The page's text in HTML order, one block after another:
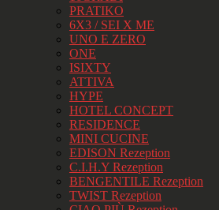
PRATIKO
6X3 / SEI X ME
UNO E ZERO
ONE
ISIXTY
ATTIVA
HYPE
HOTEL CONCEPT
RESIDENCE
MINI CUCINE
EDISON Rezeption
C.I.H.Y Rezeption
BENGENTILE Rezeption
TWIST Rezeption